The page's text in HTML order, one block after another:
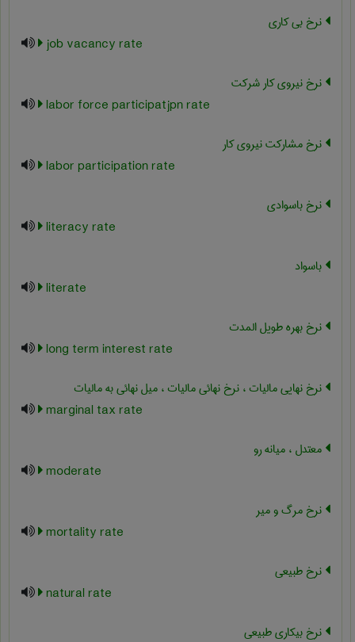
نرخ بی کاری
job vacancy rate
نرخ نیروی کار شرکت
labor force participatjpn rate
نرخ مشارکت نیروی کار
labor participation rate
نرخ باسوادی
literacy rate
باسواد
literate
نرخ بهره طویل المدت
long term interest rate
نرخ نهایی مالیات ، نرخ نهائی مالیات ، میل نهائی به مالیات
marginal tax rate
معتدل ، میانه رو
moderate
نرخ مرگ و میر
mortality rate
نرخ طبیعی
natural rate
نرخ بیکاری طبیعی